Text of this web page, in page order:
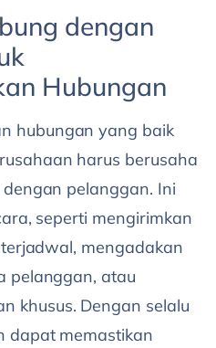
dengan
Hubungan
hubungan yang baik
harus berusaha
pelanggan. Ini
seperti mengirimkan
mengadakan
pelanggan, atau
khusus. Dengan selalu
dapat memastikan